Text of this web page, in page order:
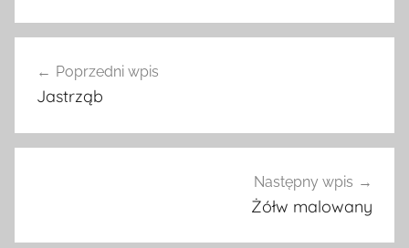
wpisu
Poprzedni wpis
Jastrząb
Następny wpis
Żółw malowany